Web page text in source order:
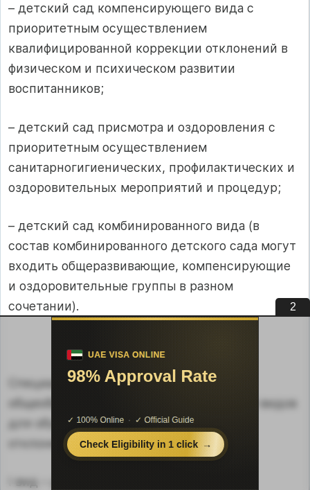
– детский сад компенсирующего вида с
приоритетным осуществлением
квалифицированной коррекции отклонений в
физическом и психическом развитии
воспитанников;
– детский сад присмотра и оздоровления с
приоритетным осуществлением
санитарногигиенических, профилактических и
оздоровительных мероприятий и процедур;
– детский сад комбинированного вида (в
состав комбинированного детского сада могут
входить общеразвивающие, компенсирующие
и оздоровительные группы в разном
сочетании).
Специальные (коррекционные)
общеобразовательные учреждения I–VIII видов
для обучающихся, воспитанников с
отклонениями в развитии:
I вид – для неслышащих (глухих);
1